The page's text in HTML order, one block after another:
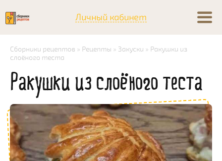
Личный кабинет
Сборники рецептов » Рецепты » Закуски » Ракушки из
слоёного теста
Ракушки из слоёного теста